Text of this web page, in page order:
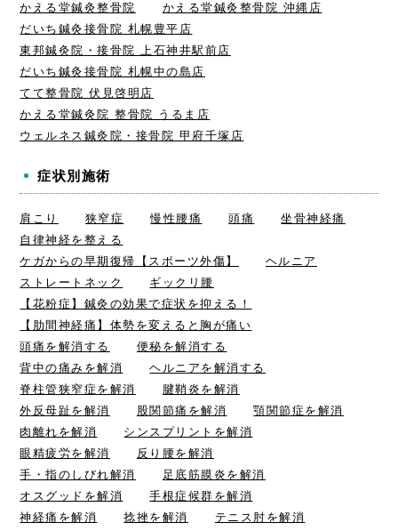
かえる堂鍼灸整骨院
かえる堂鍼灸整骨院 沖縄店
だいち鍼灸接骨院 札幌豊平店
東邦鍼灸院・接骨院 上石神井駅前店
だいち鍼灸接骨院 札幌中の島店
てて整骨院 伏見啓明店
かえる堂鍼灸院 整骨院 うるま店
ウェルネス鍼灸院・接骨院 甲府千塚店
症状別施術
肩こり 狭窄症 慢性腰痛 頭痛
坐骨神経痛
自律神経を整える
ケガからの早期復帰【スポーツ外傷】
ヘルニア
ストレートネック
ギックリ腰
【花粉症】鍼灸の効果で症状を抑える！
【肋間神経痛】体勢を変えると胸が痛い
頭痛を解消する
便秘を解消する
背中の痛みを解消
ヘルニアを解消する
脊柱管狭窄症を解消
腱鞘炎を解消
外反母趾を解消
股関節痛を解消
顎関節症を解消
肉離れを解消
シンスプリントを解消
眼精疲労を解消
反り腰を解消
手・指のしびれ解消
足底筋膜炎を解消
オスグッドを解消
手根症候群を解消
神経痛を解消
捻挫を解消
テニス肘を解消